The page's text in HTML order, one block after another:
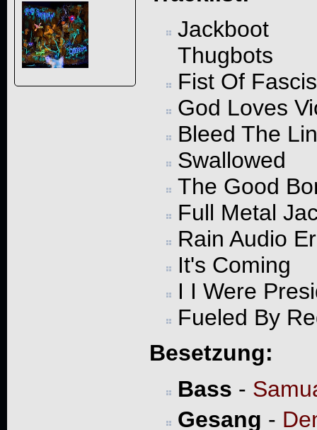
Jackboot
Thugbots
Fist Of
God Loves
Bleed The
Swallowed
The Good
Full Metal
Rain Audio
It's Coming
I I Were
Fueled By
Besetzung:
Bass -
Gesang -